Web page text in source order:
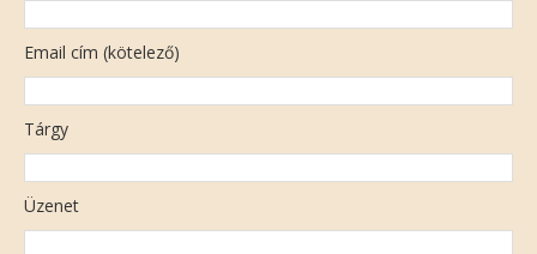
Email cím (kötelező)
Tárgy
Üzenet